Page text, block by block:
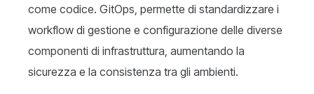
come codice. GitOps, permette di standardizzare i
workflow di gestione e configurazione delle diverse
componenti di infrastruttura, aumentando la
sicurezza e la consistenza tra gli ambienti.